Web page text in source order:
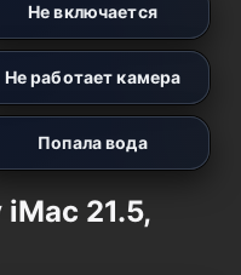
Не включается
Не работает камера
Попала вода
iMac 21.5,